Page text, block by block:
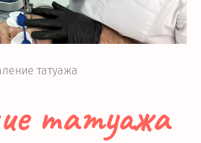
татуажа
татуажа